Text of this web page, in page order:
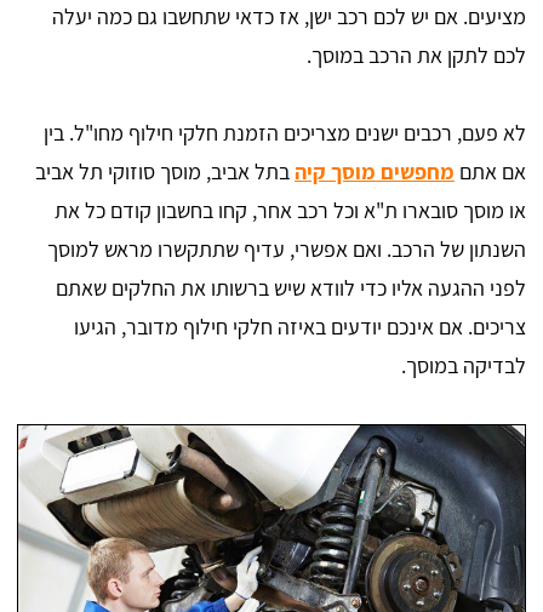
מציעים. אם יש לכם רכב ישן, אז כדאי שתחשבו גם כמה יעלה
לכם לתקן את הרכב במוסך.
לא פעם, רכבים ישנים מצריכים הזמנת חלקי חילוף מחו"ל. בין
אם אתם מחפשים מוסך קיהבתל אביב, מוסך סוזוקי תל אביב
או מוסך סובארו ת"א וכל רכב אחר, קחו בחשבון קודם כל את
השנתון של הרכב. ואם אפשרי, עדיף שתתקשרו מראש למוסך
לפני ההגעה אליו כדי לוודא שיש ברשותו את החלקים שאתם
צריכים. אם אינכם יודעים באיזה חלקי חילוף מדובר, הגיעו
לבדיקה במוסך.